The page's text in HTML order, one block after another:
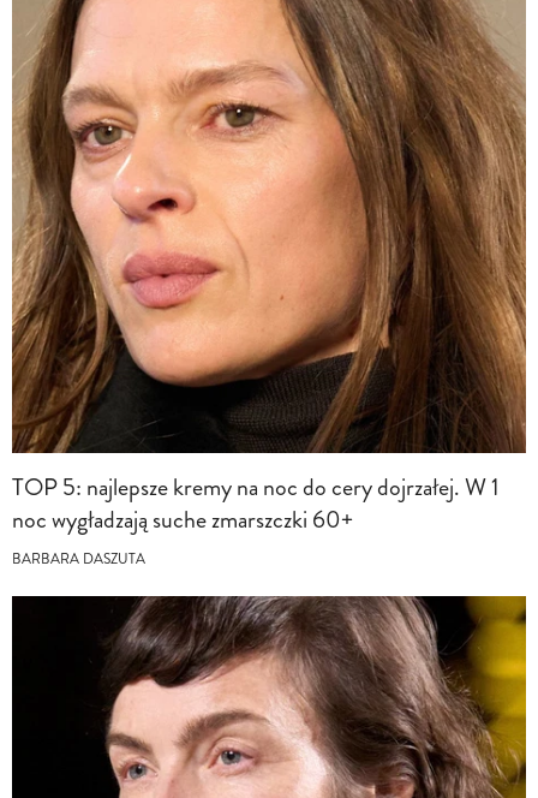
TOP 5: najlepsze kremy na noc do cery dojrzałej. W 1
noc wygładzają suche zmarszczki 60+
BARBARA DASZUTA